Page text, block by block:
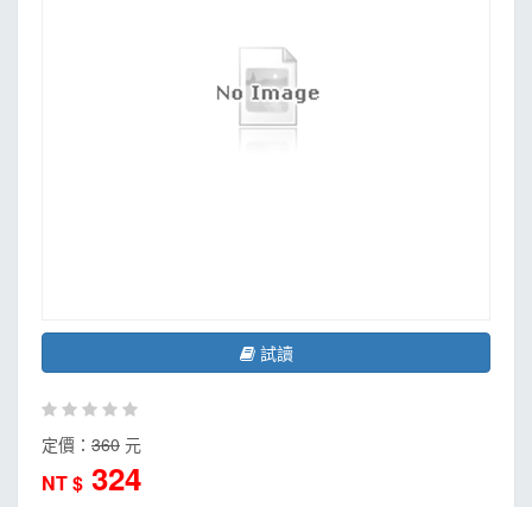
試讀
定價： 360 元
NT $ 324